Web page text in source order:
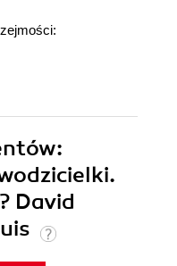
David